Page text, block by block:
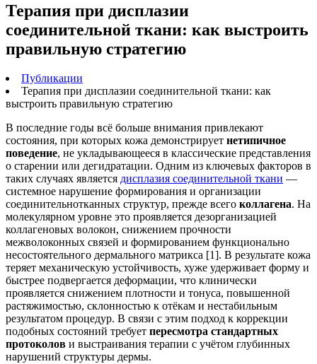
Терапия при дисплазии
соединительной ткани: как выстроить
правильную стратегию
Публикации
Терапия при дисплазии соединительной ткани: как
выстроить правильную стратегию
В последние годы всё больше внимания привлекают
состояния, при которых кожа демонстрирует нетипичное
поведение, не укладывающееся в классические представления
о старении или дегидратации. Одним из ключевых факторов в
таких случаях является дисплазия соединительной ткани —
системное нарушение формирования и организации
соединительнотканных структур, прежде всего коллагена. На
молекулярном уровне это проявляется дезорганизацией
коллагеновых волокон, снижением прочности
межволоконных связей и формированием функционально
несостоятельного дермального матрикса [1]. В результате кожа
теряет механическую устойчивость, хуже удерживает форму и
быстрее подвергается деформации, что клинически
проявляется снижением плотности и тонуса, повышенной
растяжимостью, склонностью к отёкам и нестабильным
результатом процедур. В связи с этим подход к коррекции
подобных состояний требует пересмотра стандартных
протоколов и выстраивания терапии с учётом глубинных
нарушений структуры дермы.